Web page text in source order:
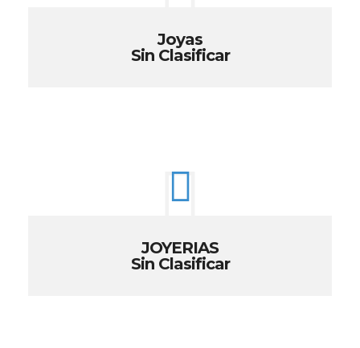
Joyas
Sin Clasificar
JOYERIAS
Sin Clasificar